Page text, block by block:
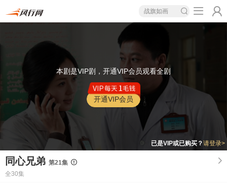
战旗如画
本剧是VIP剧，开通VIP会员观看全剧
开通VIP会员
已是VIP或已购买？请登录>
同心兄弟 第21集
全30集